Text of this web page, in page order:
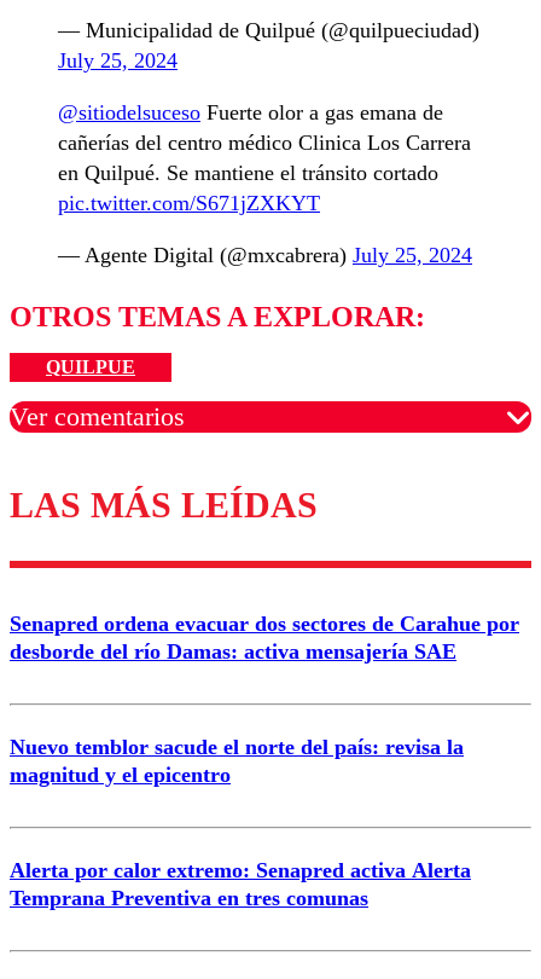
— Municipalidad de Quilpué (@quilpueciudad)
July 25, 2024
@sitiodelsuceso Fuerte olor a gas emana de
cañerías del centro médico Clinica Los Carrera
en Quilpué. Se mantiene el tránsito cortado
pic.twitter.com/S671jZXKYT
— Agente Digital (@mxcabrera) July 25, 2024
OTROS TEMAS A EXPLORAR:
QUILPUE
Ver comentarios
Los comentarios son moderados para garantizar un
diálogo respetuoso.
Correo
LAS MÁS LEÍDAS
Senapred ordena evacuar dos sectores de Carahue por
desborde del río Damas: activa mensajería SAE
Nuevo temblor sacude el norte del país: revisa la
magnitud y el epicentro
Alerta por calor extremo: Senapred activa Alerta
Temprana Preventiva en tres comunas